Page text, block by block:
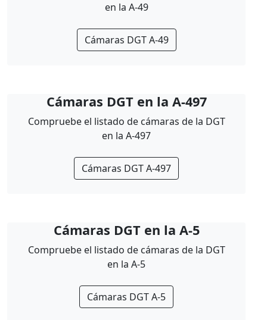
en la A-49
Cámaras DGT A-49
Cámaras DGT en la A-497
Compruebe el listado de cámaras de la DGT
en la A-497
Cámaras DGT A-497
Cámaras DGT en la A-5
Compruebe el listado de cámaras de la DGT
en la A-5
Cámaras DGT A-5